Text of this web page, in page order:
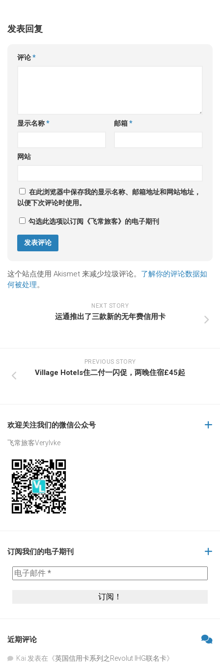
发表回复
评论*
显示名称* 邮箱*
网站
在此浏览器中保存我的显示名称、邮箱地址和网站地址，
以便下次评论时使用。
勾选此选项以订阅《飞常旅客》的电子期刊
这个站点使用 Akismet 来减少垃圾评论。 了解你的评论数据如
何被处理。
NEXT STORY
运通推出了三款新的无年费信用卡
PREVIOUS STORY
Village Hotels住二付一闪促，两晚住宿£45起
欢迎关注我们的微信公众号
飞常旅客Verylvke
订阅我们的电子期刊
近期评论
Kai 发表在《英国信用卡系列之Revolut IHG联名卡》